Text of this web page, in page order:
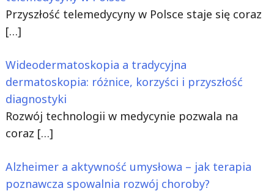
Przyszłość telemedycyny w Polsce staje się coraz
[…]
Wideodermatoskopia a tradycyjna
dermatoskopia: różnice, korzyści i przyszłość
diagnostyki
Rozwój technologii w medycynie pozwala na
coraz […]
Alzheimer a aktywność umysłowa – jak terapia
poznawcza spowalnia rozwój choroby?